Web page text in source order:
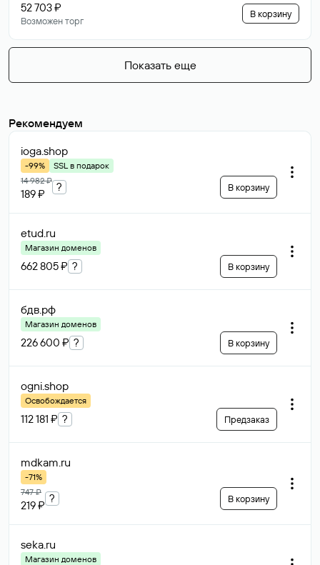
52 703 ₽
Возможен торг
В корзину
Показать еще
Рекомендуем
ioga.shop
-99%
SSL в подарок
14 982 ₽
189 ₽
? В корзину
etud.ru
Магазин доменов
662 805 ₽ ? В корзину
бдв.рф
Магазин доменов
226 600 ₽ ? В корзину
ogni.shop
Освобождается
112 181 ₽ ? Предзаказ
mdkam.ru
-71%
747 ₽
219 ₽
? В корзину
seka.ru
Магазин доменов